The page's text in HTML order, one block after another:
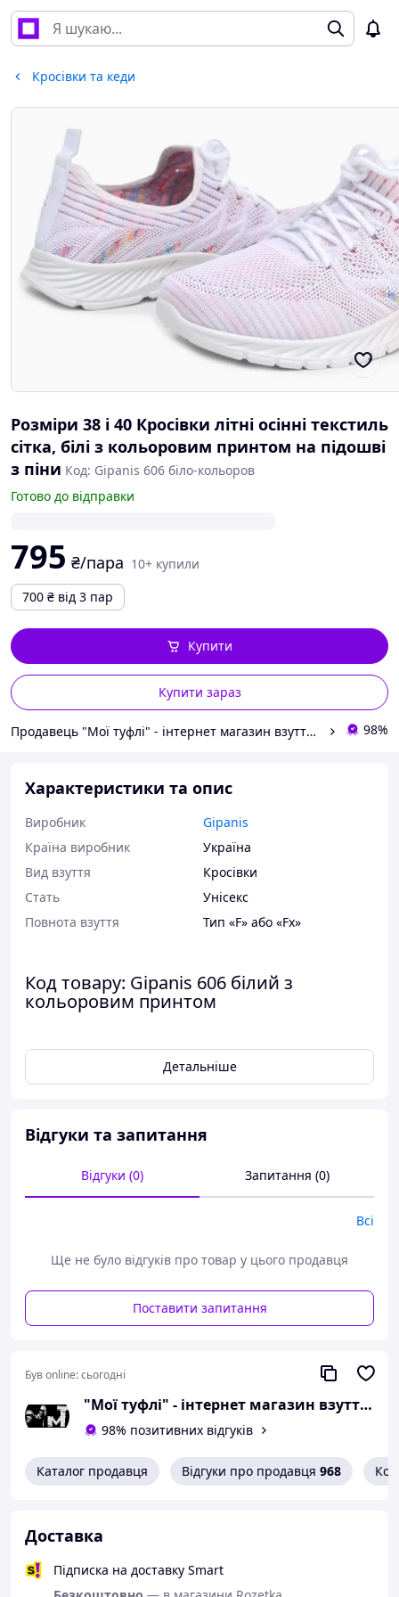
Кросівки та кеди
Розміри 38 і 40 Кросівки літні осінні текстиль
сітка, білі з кольоровим принтом на підошві
з піни Код: Gipanis 606 біло-кольоров
Готово до відправки
795 ₴/пара 10+ купили
700 ₴ від 3 пар
Купити зараз
Купити
Продавець "Мої туфлі" - інтернет магазин взуття на всі випадки життя. 98%
Характеристики та опис
Виробник
Gipanis
Країна виробник
Україна
Вид взуття
Кросівки
Стать
Унісекс
Повнота взуття
Тип «F» або «Fx»
Код товару: Gipanis 606 білий з
кольоровим принтом
Розміри в наявності: 38, 40.
Відповідність розміру до
розмір 38 - 24,5
розмір 40 - 26 сантиметров.
Можлива похибка вимірювань +/- 2мм.
необхідний розмір вказуйте в
коментарях.
Вам сподобалася модель
і Ви вирішили купити?
Зателефонуйте 067-9272731 / 050-
необхідного Вам розміру.
Або задайте запитання на
Всі товари магазину -->
Необхідний розмір
визначається за довжиною
устілки
Детальніше
Відгуки та запитання
Відгуки (0) Запитання (0)
Всі
Ще не було відгуків про товар у цього продавця
Поставити запитання
Був online:сьогодні
"Мої туфлі" - інтернет магазин взуття на всі випадки життя.
98% позитивних відгуків
Каталог продавця Відгуки про продавця 968
Доставка
Підписка на доставку Smart